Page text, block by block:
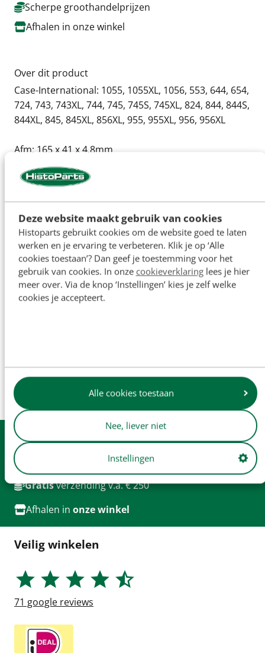
Deze website maakt gebruik van cookies
Histoparts gebruikt cookies om de website goed te laten
werken en je ervaring te verbeteren. Klik je op ‘Alle
cookies toestaan’? Dan geef je toestemming voor het
gebruik van cookies. In onze cookieverklaringlees je hier
meer over. Via de knop ‘Instellingen’ kies je zelf welke
cookies je accepteert.
Alle cookies toestaan
Nee, liever niet
Instellingen
Scherpe groothandelprijzen
Afhalen in onze winkel
Over dit product
Case-International: 1055, 1055XL, 1056, 553, 644, 654,
724, 743, 743XL, 744, 745, 745S, 745XL, 824, 844, 844S,
844XL, 845, 845XL, 856XL, 955, 955XL, 956, 956XL
Afm: 165 x 41 x 4.8mm
OEM: 3059186R3, 305918R1, 305918R2
Specificaties
Artikelnummer
H12477
OEM:
3059186R3, 305918R1, 305918R2
onderdelen zijn gemaakt door de originele fabrikant (tenzij
dit expliciet wordt vermeld). Productafbeeldingen dienen
enkel ter illustratie en vormen mogelijk niet altijd een
exacte weergave van het product.
verzending
Gratisverzending v.a. € 250
Afhalen in onze winkel
Veilig winkelen
71 google reviews